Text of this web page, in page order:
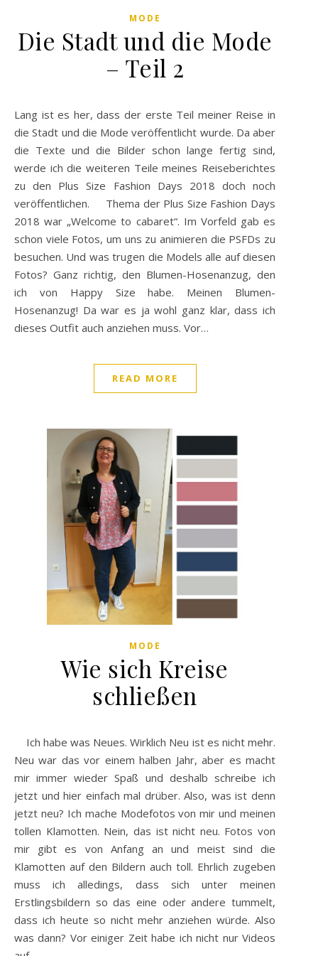
MODE
Die Stadt und die Mode
– Teil 2
Lang ist es her, dass der erste Teil meiner Reise in
die Stadt und die Mode veröffentlicht wurde. Da aber
die Texte und die Bilder schon lange fertig sind,
werde ich die weiteren Teile meines Reiseberichtes
zu den Plus Size Fashion Days 2018 doch noch
veröffentlichen. Thema der Plus Size Fashion Days
2018 war „Welcome to cabaret“. Im Vorfeld gab es
schon viele Fotos, um uns zu animieren die PSFDs zu
besuchen. Und was trugen die Models alle auf diesen
Fotos? Ganz richtig, den Blumen-Hosenanzug, den
ich von Happy Size habe. Meinen Blumen-
Hosenanzug! Da war es ja wohl ganz klar, dass ich
dieses Outfit auch anziehen muss. Vor…
READ MORE
MODE
Wie sich Kreise
schließen
Ich habe was Neues. Wirklich Neu ist es nicht mehr.
Neu war das vor einem halben Jahr, aber es macht
mir immer wieder Spaß und deshalb schreibe ich
jetzt und hier einfach mal drüber. Also, was ist denn
jetzt neu? Ich mache Modefotos von mir und meinen
tollen Klamotten. Nein, das ist nicht neu. Fotos von
mir gibt es von Anfang an und meist sind die
Klamotten auf den Bildern auch toll. Ehrlich zugeben
muss ich alledings, dass sich unter meinen
Erstlingsbildern so das eine oder andere tummelt,
dass ich heute so nicht mehr anziehen würde. Also
was dann? Vor einiger Zeit habe ich nicht nur Videos